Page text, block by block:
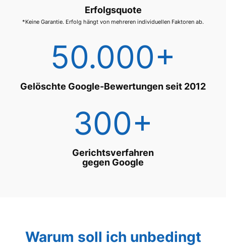
Erfolgsquote
*Keine Garantie. Erfolg hängt von mehreren individuellen Faktoren ab.
50.000+
Gelöschte Google-Bewertungen seit 2012
300+
Gerichtsverfahren
gegen Google
Warum soll ich unbedingt